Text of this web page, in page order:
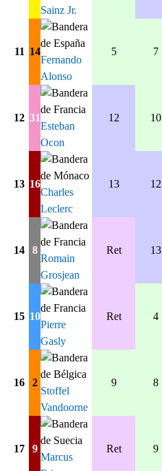
Sainz Jr.
11 14
Fernando
Alonso
5 7
12 31
Esteban
Ocon
12 10
13 16
Charles
Leclerc
13 12
14 8
Romain
Grosjean
Ret 13
15 10
Pierre
Gasly
Ret 4
16 2
Stoffel
Vandoorne
9 8
17 9
Marcus
Ret 9